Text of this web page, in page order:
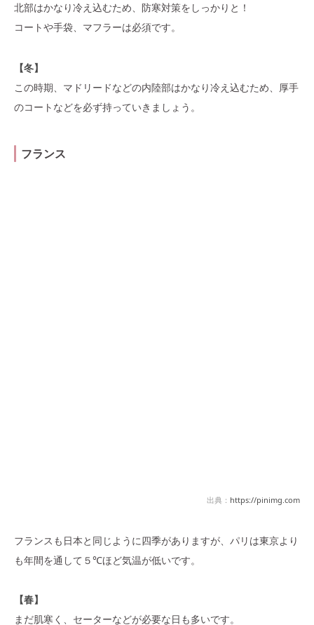
北部はかなり冷え込むため、防寒対策をしっかりと！
コートや手袋、マフラーは必須です。
【冬】
この時期、マドリードなどの内陸部はかなり冷え込むため、厚手
のコートなどを必ず持っていきましょう。
フランス
出典： https://pinimg.com
フランスも日本と同じように四季がありますが、パリは東京より
も年間を通して５℃ほど気温が低いです。
【春】
まだ肌寒く、セーターなどが必要な日も多いです。